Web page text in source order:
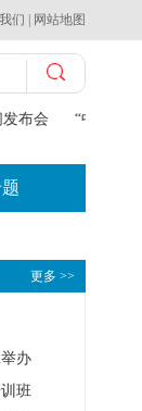
们 网站地图
发布会 “中医药
更多 >>
办
班